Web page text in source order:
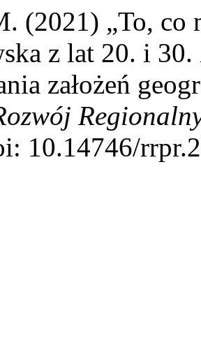
(2021) „To, co
z lat 20. i
założeń
10.14746/